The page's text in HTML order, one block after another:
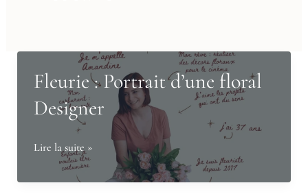
Fleurie : Portrait d’une floral
Designer
Fleurie
Portrait
Lire la suite »